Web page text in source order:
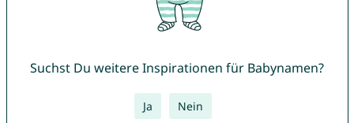
Suchst Du weitere Inspirationen für Babynamen?
Ja Nein